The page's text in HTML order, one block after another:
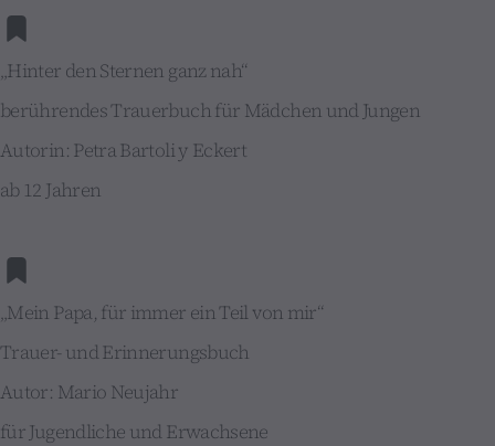
„Hinter den Sternen ganz nah“
berührendes Trauerbuch für Mädchen und Jungen
Autorin: Petra Bartoli y Eckert
ab 12 Jahren
„Mein Papa, für immer ein Teil von mir“
Trauer- und Erinnerungsbuch
Autor: Mario Neujahr
für Jugendliche und Erwachsene